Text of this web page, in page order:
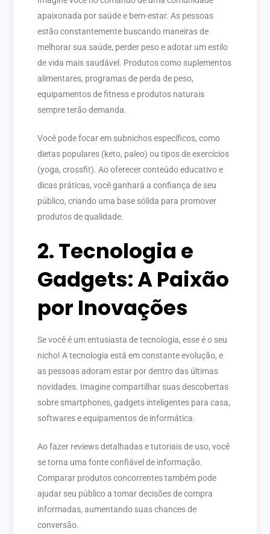
apaixonada por saúde e bem-estar. As pessoas
estão constantemente buscando maneiras de
melhorar sua saúde, perder peso e adotar um estilo
de vida mais saudável. Produtos como suplementos
alimentares, programas de perda de peso,
equipamentos de fitness e produtos naturais
sempre terão demanda.
Você pode focar em subnichos específicos, como
dietas populares (keto, paleo) ou tipos de exercícios
(yoga, crossfit). Ao oferecer conteúdo educativo e
dicas práticas, você ganhará a confiança de seu
público, criando uma base sólida para promover
produtos de qualidade.
2. Tecnologia e
Gadgets: A Paixão
por Inovações
Se você é um entusiasta de tecnologia, esse é o seu
nicho! A tecnologia está em constante evolução, e
as pessoas adoram estar por dentro das últimas
novidades. Imagine compartilhar suas descobertas
sobre smartphones, gadgets inteligentes para casa,
softwares e equipamentos de informática.
Ao fazer reviews detalhadas e tutoriais de uso, você
se torna uma fonte confiável de informação.
Comparar produtos concorrentes também pode
ajudar seu público a tomar decisões de compra
informadas, aumentando suas chances de
conversão.